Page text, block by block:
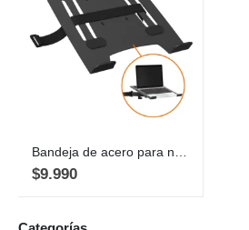
Bandeja de acero para notebook, accesorio de soporte monitor
$9.990